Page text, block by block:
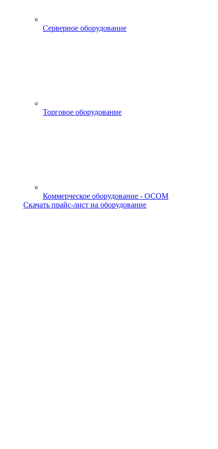
Серверное оборудование
Торговое оборудование
Коммерческое оборудование - OCOM
Скачать прайс-лист на оборудование